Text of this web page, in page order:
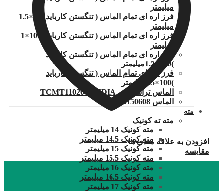
میلیمتر
فرز اره ای تمام الماس ( تنگستن کارباید )80×1.5
میلیمتر
فرز اره ای تمام الماس ( تنگستن کارباید )100×1
میلیمتر
فرز اره ای تمام الماس ( تنگستن کارباید
)100×1.2میلیمتر
فرز اره ای تمام الماس ( تنگستن کارباید
)100×1.5میلیمتر
الماس تراشکاری TCMT110204.WIDIA
الماس DNMG150608
مته
مته ته کونیک
مته کونیک 14 میلیمتر
مته کونیک 14.5 میلیمتر
مته کونیک 15 میلیمتر
مته کونیک 15.5 میلیمتر
مته کونیک 16 میلیمتر
مته کونیک 16.5 میلیمتر
مته کونیک 17 میلیمتر
افزودن به علاقه مندی ها
مقایسه